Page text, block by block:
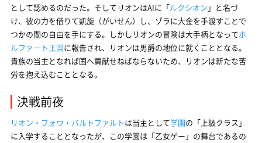
として認めるのだった。そしてリオンはAIに「ルクシオン 」と名づ
け、彼の力を借りて凱旋（がいせん）し、ゾラに大金を手渡すことで
つかの間の自由を手にする。しかしリオンの冒険は大手柄となってホ
ルファート王国に報告され、リオンは男爵の地位に就くこととなる。
貴族の当主となれば国へ貢献せねばならないため、リオンは新たな苦
労を抱え込むこととなる。
決戦前夜
リオン・フォウ・バルトファルトは当主として学園の「上級クラス」
に入学することとなったが、この学園は「乙女ゲー」の舞台であるの